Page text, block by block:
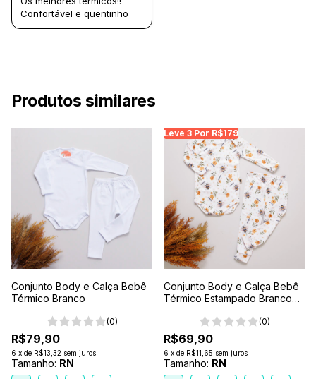
Confortável e quentinho
Produtos similares
Conjunto Body e Calça Bebê
Térmico Branco
(0)
R$79,90
6 x de R$13,32 sem juros
Tamanho: RN
Leve 3 Por R$179
Conjunto Body e Calça Bebê
Térmico Estampado Branco
(0)
R$69,90
6 x de R$11,65 sem juros
Tamanho: RN